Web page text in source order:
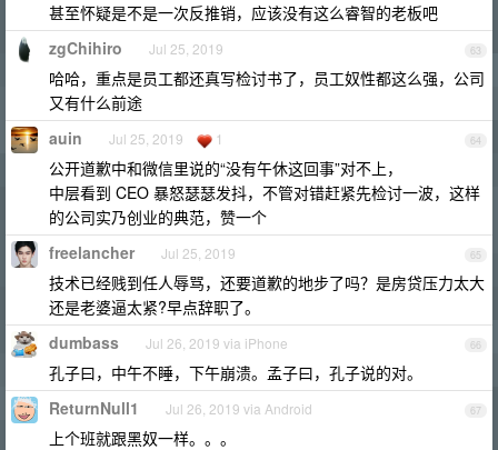
甚至怀疑是不是一次反推销，应该没有这么睿智的老板吧
63
zgChihiro Jul 25, 2019
哈哈，重点是员工都还真写检讨书了，员工奴性都这么强，公司
又有什么前途
64
auin Jul 25, 2019 1
公开道歉中和微信里说的“没有午休这回事”对不上，
中层看到 CEO 暴怒瑟瑟发抖，不管对错赶紧先检讨一波，这样
的公司实乃创业的典范，赞一个
65
freelancher Jul 25, 2019
技术已经贱到任人辱骂，还要道歉的地步了吗？是房贷压力太大
还是老婆逼太紧?早点辞职了。
66
dumbass Jul 26, 2019 via iPhone
孔子曰，中午不睡，下午崩溃。孟子曰，孔子说的对。
67
ReturnNull1 Jul 26, 2019 via Android
上个班就跟黑奴一样。。。